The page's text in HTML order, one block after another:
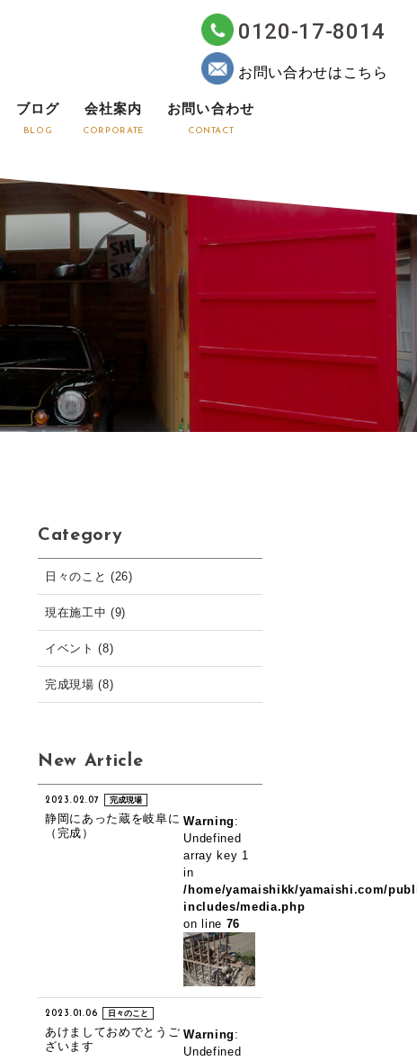
ブログ
BLOG
会社案内
CORPORATE
お問い合わせ
CONTACT
0120-17-8014
お問い合わせはこちら
Category
日々のこと (26)
現在施工中 (9)
イベント (8)
完成現場 (8)
New Article
Warning :
Undefined
array key 1
in
/home/yamaishikk/yamaishi.com/
includes/media.php
on line 76
2023.02.07 完成現場
静岡にあった蔵を岐阜に
（完成）
Warning :
Undefined
2023.01.06 日々のこと
あけましておめでとうご
ざいます